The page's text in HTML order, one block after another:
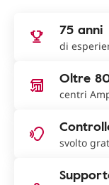
75 anni
di
Oltre
centri
svolto